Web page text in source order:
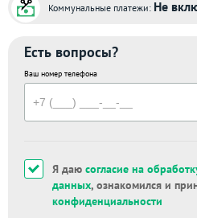
Коммунальные платежи: Не
Есть вопросы?
Ваш номер телефона
Я даю согласие на
данных, ознакомился и
конфиденциальности